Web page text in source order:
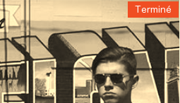
Terminé